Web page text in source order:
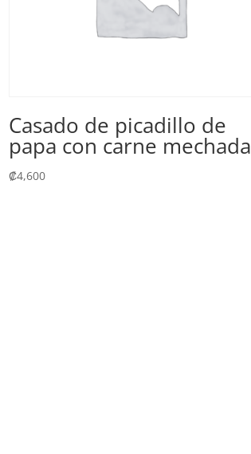
Casado de picadillo de
papa con carne mechada
₡4,600